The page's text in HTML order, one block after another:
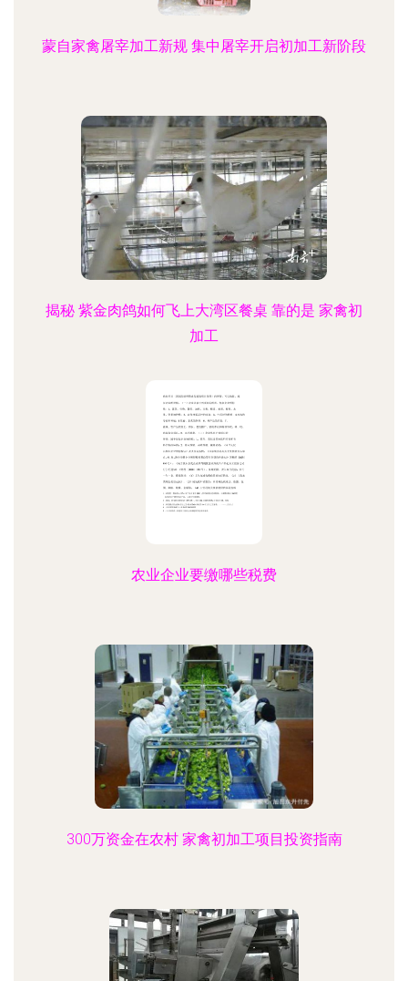
蒙自家禽屠宰加工新规 集中屠宰开启初加工新阶段
揭秘 紫金肉鸽如何飞上大湾区餐桌 靠的是 家禽初
加工
农业企业要缴哪些税费
300万资金在农村 家禽初加工项目投资指南